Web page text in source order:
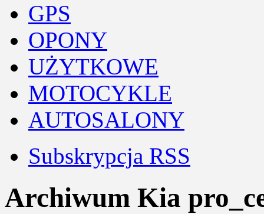
GPS
OPONY
UŻYTKOWE
MOTOCYKLE
AUTOSALONY
Subskrypcja RSS
Archiwum Kia